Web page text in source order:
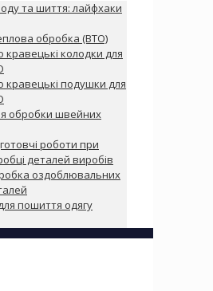
та шиття: лайфхаки
обробка (ВТО)
кравецькі колодки для
кравецькі подушки для
обробки швейних
роботи при
деталей виробів
оздоблювальних
пошиття одягу